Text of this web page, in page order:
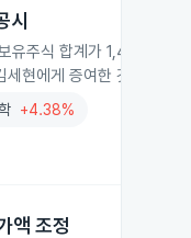
시
유주식 합계가 1,465만
현에게 증여한 것입니다.
+4.38%
액 조정